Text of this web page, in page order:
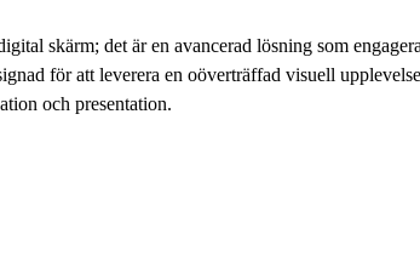
skärm; det är en avancerad lösning som
för att leverera en oöverträffad visuell
och presentation.